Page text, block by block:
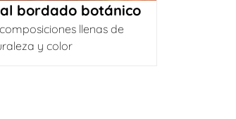
bordado botánico
llenas de
y color